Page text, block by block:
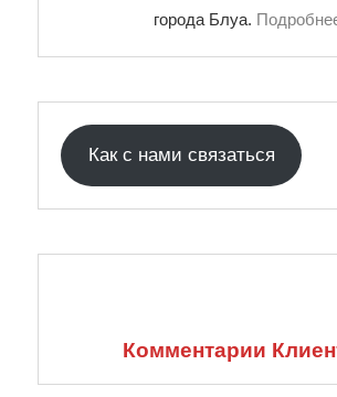
города Блуа.
Как с нами связаться
Комментарии